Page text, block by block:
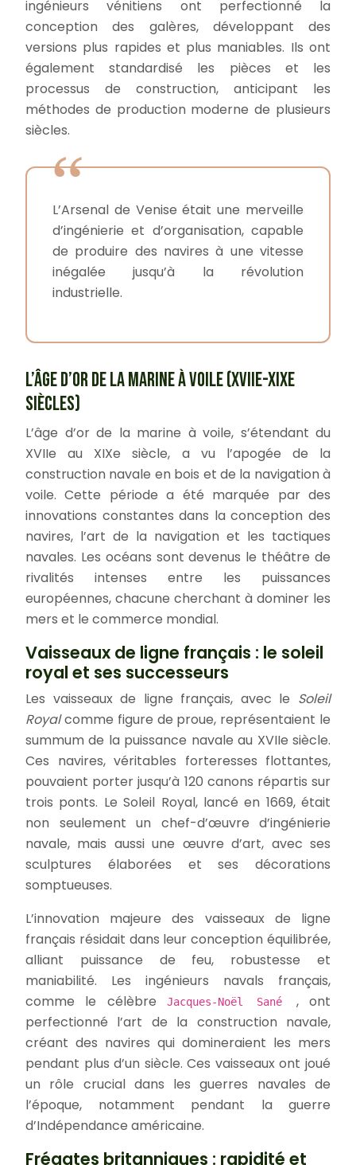
ingénieurs vénitiens ont perfectionné la
conception des galères, développant des
versions plus rapides et plus maniables. Ils ont
également standardisé les pièces et les
processus de construction, anticipant les
méthodes de production moderne de plusieurs
siècles.
L’Arsenal de Venise était une merveille
d’ingénierie et d’organisation, capable
de produire des navires à une vitesse
inégalée jusqu’à la révolution
industrielle.
L’ÂGE D’OR DE LA MARINE À VOILE (XVIIE-XIXE
SIÈCLES)
L’âge d’or de la marine à voile, s’étendant du
XVIIe au XIXe siècle, a vu l’apogée de la
construction navale en bois et de la navigation à
voile. Cette période a été marquée par des
innovations constantes dans la conception des
navires, l’art de la navigation et les tactiques
navales. Les océans sont devenus le théâtre de
rivalités intenses entre les puissances
européennes, chacune cherchant à dominer les
mers et le commerce mondial.
Vaisseaux de ligne français : le soleil
royal et ses successeurs
Les vaisseaux de ligne français, avec le Soleil
Royalcomme figure de proue, représentaient le
summum de la puissance navale au XVIIe siècle.
Ces navires, véritables forteresses flottantes,
pouvaient porter jusqu’à 120 canons répartis sur
trois ponts. Le Soleil Royal, lancé en 1669, était
non seulement un chef-d’œuvre d’ingénierie
navale, mais aussi une œuvre d’art, avec ses
sculptures élaborées et ses décorations
somptueuses.
L’innovation majeure des vaisseaux de ligne
français résidait dans leur conception équilibrée,
alliant puissance de feu, robustesse et
maniabilité. Les ingénieurs navals français,
comme le célèbre
Jacques-Noël Sané , ont
perfectionné l’art de la construction navale,
créant des navires qui domineraient les mers
pendant plus d’un siècle. Ces vaisseaux ont joué
un rôle crucial dans les guerres navales de
l’époque, notamment pendant la guerre
d’Indépendance américaine.
Frégates britanniques : rapidité et